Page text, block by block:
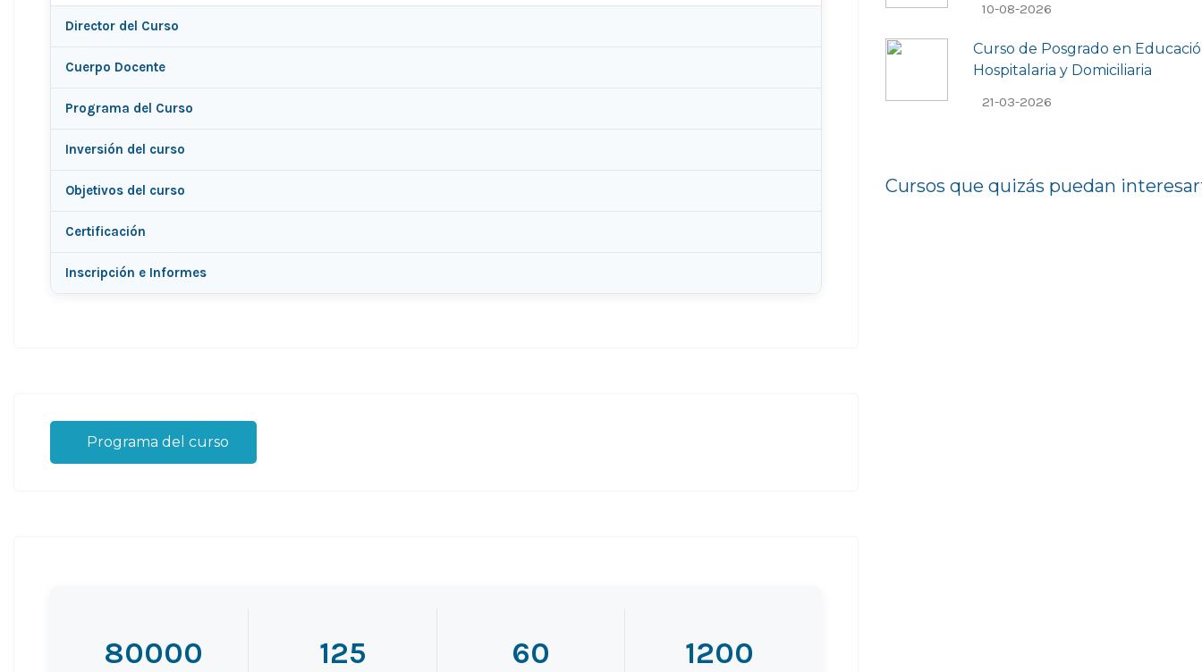
Director del Curso
Cuerpo Docente
Programa del Curso
Inversión del curso
Objetivos del curso
Certificación
Inscripción e Informes
Programa del curso
80000 125 60 1200
10-08-2026
Curso de Posgrado en
Hospitalaria y Domiciliaria
21-03-2026
Cursos que quizás puedan